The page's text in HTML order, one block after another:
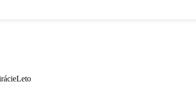
Leto